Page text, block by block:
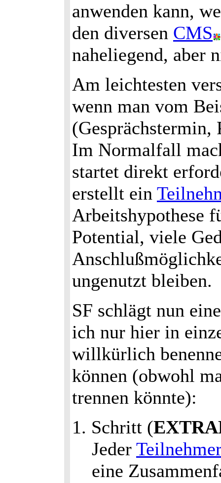
anwenden kann,
den diversen CMS
naheliegend, aber
Am leichtesten
wenn man vom
(Gesprächstermin,
Im Normalfall
startet direkt
erstellt ein
Arbeitshypothese
Potential, viele
ungenutzt bleiben.
SF schlägt nun
ich nur hier in
willkürlich
können (obwohl
trennen könnte):
1. Schritt (
Jeder
eine